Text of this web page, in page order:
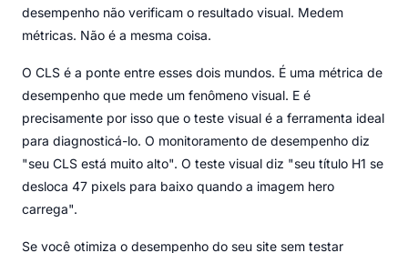
desempenho não verificam o resultado visual. Medem
métricas. Não é a mesma coisa.
O CLS é a ponte entre esses dois mundos. É uma métrica de
desempenho que mede um fenômeno visual. E é
precisamente por isso que o teste visual é a ferramenta ideal
para diagnosticá-lo. O monitoramento de desempenho diz
"seu CLS está muito alto". O teste visual diz "seu título H1 se
desloca 47 pixels para baixo quando a imagem hero
carrega".
Se você otimiza o desempenho do seu site sem testar